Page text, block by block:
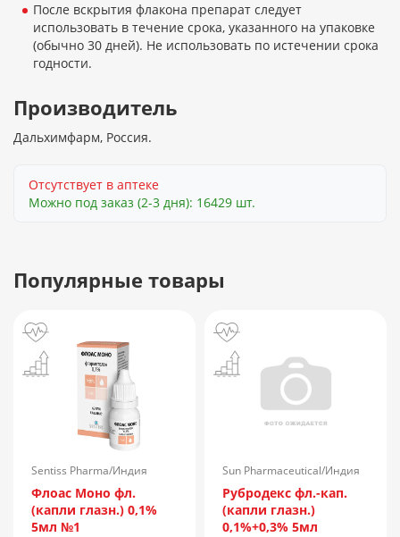
После вскрытия флакона препарат следует
использовать в течение срока, указанного на упаковке
(обычно 30 дней). Не использовать по истечении срока
годности.
Производитель
Дальхимфарм, Россия.
Отсутствует в аптеке
Можно под заказ (2-3 дня): 16429 шт.
Популярные товары
Sentiss Pharma/Индия
Флоас Моно фл.
(капли глазн.) 0,1%
5мл №1
Sun Pharmaceutical/Индия
Рубродекс фл.-кап.
(капли глазн.)
0,1%+0,3% 5мл